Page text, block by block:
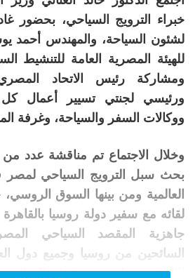
خبراء الترويج السياحي، بحضور
لشئون السياحة، والمهندس أحمد
للهيئة المصرية العامة للتنشيط
ومشاركة رئيس الاتحاد
ورئيسي لجنتي تسيير أعمال
ووكالات السفر والسياحة، وغرفة
وخلال الاجتماع تم مناقشة عدد
بحث سبل الترويج السياحي
العالمية ومن بينها السوق
لقائه مع سفير دولة روسيا
جاهزية المقصد السياحي
السائحين من روسيا وجميع دول
الالتزام بتطبيق ضوابط السلامة